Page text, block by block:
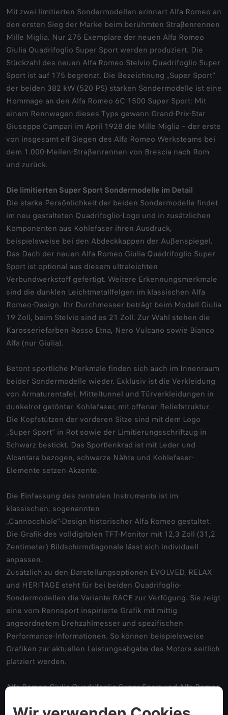
Mit zwei limitierten Sondermodellen erinnert Alfa Romeo an
den ersten Sieg der Marke beim berühmten Straßenrennen
Mille Miglia. Nur 275 Exemplare der neuen Alfa Romeo
Giulia Quadrifoglio Super Sport werden produziert. Die
Stückzahl des neuen Alfa Romeo Stelvio Quadrifoglio Super
Sport ist auf 175 begrenzt. Die Bezeichnung „Super Sport“
der beiden 382 kW (520 PS) starken Sondermodelle ist eine
Hommage an den Alfa Romeo 6C 1500 Super Sport: Mit
einem Rennwagen dieses Typs gewann Grand-Prix-Star
Giuseppe Campari im April 1928 die Mille Miglia – der erste
von insgesamt elf Siegen des Alfa Romeo Werksteams bei
dem 1.000-Meilen-Straßenrennen von Brescia nach Rom
und zurück.
Die limitierten Super Sport Sondermodelle im Detail
Die starke Persönlichkeit der beiden Sondermodelle findet
im neu gestalteten Quadrifoglio-Logo und in zusätzlichen
Komponenten aus Kohlefaser ihren Ausdruck,
beispielsweise bei den Abdeckkappen der Außenspiegel.
Das Dach der neuen Alfa Romeo Giulia Quadrifoglio Super
Sport ist optional aus diesem ultraleichten
Verbundwerkstoff gefertigt. Weitere Erkennungsmerkmale
sind die dunklen Leichtmetallfelgen im klassischen Alfa
Romeo-Design. Ihr Durchmesser beträgt beim Modell Giulia
19 Zoll, beim Stelvio sind es 21 Zoll. Zur Wahl stehen die
Karosseriefarben Rosso Etna, Nero Vulcano sowie Bianco
Alfa (nur Giulia).
Betont sportliche Merkmale finden sich auch im Innenraum
beider Sondermodelle wieder. Exklusiv ist die Verkleidung
von Armaturentafel, Mitteltunnel und Türverkleidungen in
dunkelrot getönter Kohlefaser, mit offener Reliefstruktur.
Die Kopfstützen der vorderen Sitze sind mit dem Logo
„Super Sport“ in Rot sowie der Limitierungsschriftzug in
Schwarz bestickt. Das Sportlenkrad ist mit Leder und
Alcantara bezogen, schwarze Nähte und Kohlefaser-
Elemente setzen Akzente.
Die Einfassung des zentralen Instruments ist im
klassischen, sogenannten
„Cannocchiale“-Design historischer Alfa Romeo gestaltet.
Die Grafik des volldigitalen TFT-Monitor mit 12,3 Zoll (31,2
Zentimeter) Bildschirmdiagonale lässt sich individuell
anpassen.
Zusätzlich zu den Darstellungsoptionen EVOLVED, RELAX
und HERITAGE steht für bei beiden Quadrifoglio-
Sondermodellen die Variante RACE zur Verfügung. Sie zeigt
eine vom Rennsport inspirierte Grafik mit mittig
angeordnetem Drehzahlmesser und spezifischen
Performance-Informationen. So können beispielsweise
Grafiken zur aktuellen Leistungsabgabe des Motors seitlich
platziert werden.
Alfa Romeo Giulia Quadrifoglio Super Sport und Alfa Romeo
Motoren angetrieben, die 382 kW (520 PS) leisten. Das